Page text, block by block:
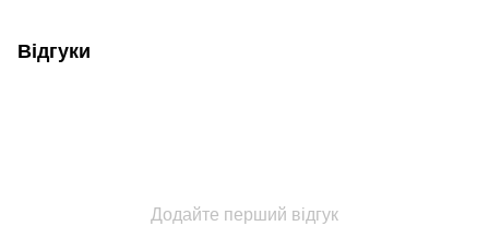
Відгуки
Додайте перший відгук